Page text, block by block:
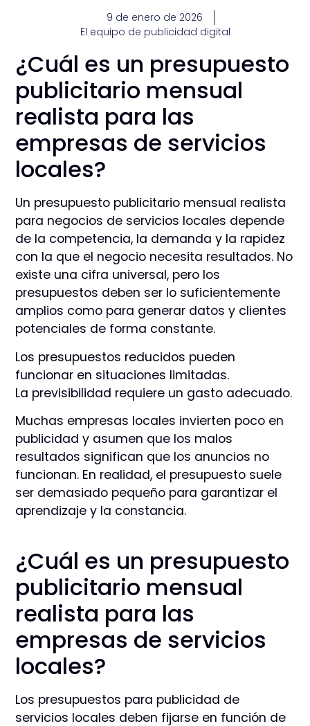
9 de enero de 2026
El equipo de publicidad digital
¿Cuál es un presupuesto
publicitario mensual
realista para las
empresas de servicios
locales?
Un presupuesto publicitario mensual realista
para negocios de servicios locales depende
de la competencia, la demanda y la rapidez
con la que el negocio necesita resultados. No
existe una cifra universal, pero los
presupuestos deben ser lo suficientemente
amplios como para generar datos y clientes
potenciales de forma constante.
Los presupuestos reducidos pueden
funcionar en situaciones limitadas.
La previsibilidad requiere un gasto adecuado.
Muchas empresas locales invierten poco en
publicidad y asumen que los malos
resultados significan que los anuncios no
funcionan. En realidad, el presupuesto suele
ser demasiado pequeño para garantizar el
aprendizaje y la constancia.
¿Cuál es un presupuesto
publicitario mensual
realista para las
empresas de servicios
locales?
Los presupuestos para publicidad de
servicios locales deben fijarse en función de